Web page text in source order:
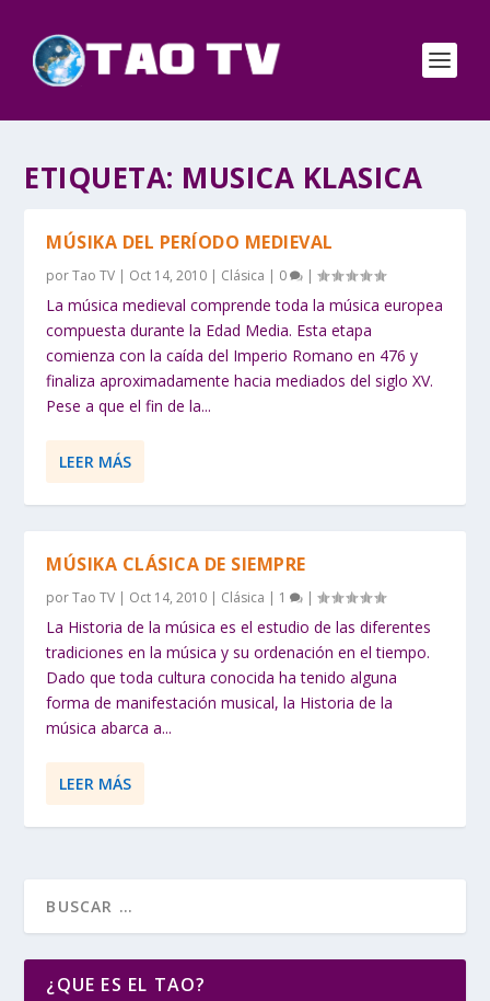
ETIQUETA: MUSICA KLASICA
MÚSIKA DEL PERÍODO MEDIEVAL
porTao TV | Oct 14, 2010 | Clásica | 0 |
La música medieval comprende toda la música europea
compuesta durante la Edad Media. Esta etapa
comienza con la caída del Imperio Romano en 476 y
finaliza aproximadamente hacia mediados del siglo XV.
Pese a que el fin de la...
LEER MÁS
MÚSIKA CLÁSICA DE SIEMPRE
porTao TV | Oct 14, 2010 | Clásica | 1 |
La Historia de la música es el estudio de las diferentes
tradiciones en la música y su ordenación en el tiempo.
Dado que toda cultura conocida ha tenido alguna
forma de manifestación musical, la Historia de la
música abarca a...
LEER MÁS
¿QUE ES EL TAO?